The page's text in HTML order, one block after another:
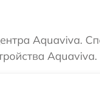
Aquaviva.
Aquaviva.